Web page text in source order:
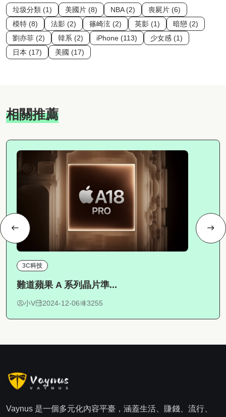
垃圾分類 (1) 美國片 (8) NBA (2)
喪屍片 (6)
模特 (8)
法影 (2) 篠崎泫 (2) 英影 (1)
暗戀 (2)
劉亦菲 (2)
韓系 (2) iPhone (113)
少女感 (1)
日本 (17)
美國 (17)
相關推薦
3C科技
難道蘋果 A 系列晶片準...
小V 2024-12-06 3255
Vaynus 是一個多元化內容平臺，涵蓋生活、賺錢、流行、